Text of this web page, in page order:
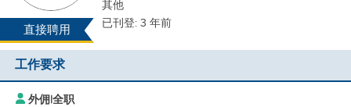
直接聘用
其他
已刊登: 3 年前
工作要求
外佣|全职